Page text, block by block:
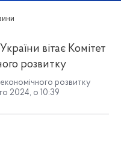
вітає Комітет
розвитку
розвитку
2024, о 10:39